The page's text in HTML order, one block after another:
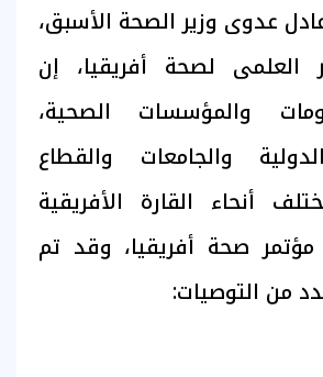
عدوى وزير الصحة الأسبق،
العلمى لصحة أفريقيا، إن
والمؤسسات الصحية،
والجامعات والقطاع
أنحاء القارة الأفريقية
مؤتمر صحة أفريقيا، وقد تم
من التوصيات: